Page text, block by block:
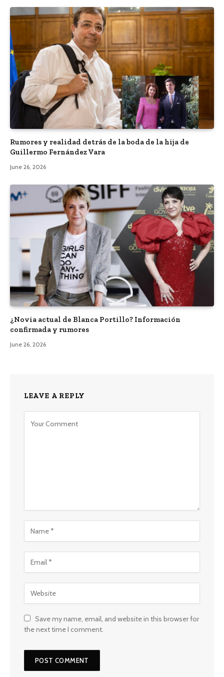
Rumores y realidad detrás de la boda de la hija de
Guillermo Fernández Vara
June 26, 2026
¿Novia actual de Blanca Portillo? Información
confirmada y rumores
June 26, 2026
LEAVE A REPLY
Save my name, email, and website in this browser for
the next time I comment.